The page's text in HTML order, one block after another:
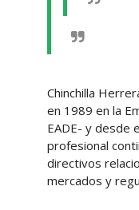
Chinchilla
en 1989 en la
EADE- y desde
profesional
directivos
mercados y